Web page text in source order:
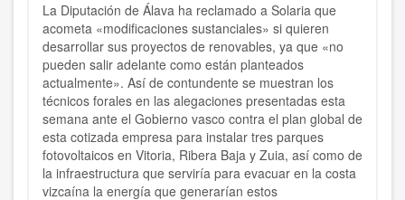
La Diputación de Álava ha reclamado a Solaria que
acometa «modificaciones sustanciales» si quieren
desarrollar sus proyectos de renovables, ya que «no
pueden salir adelante como están planteados
actualmente». Así de contundente se muestran los
técnicos forales en las alegaciones presentadas esta
semana ante el Gobierno vasco contra el plan global de
esta cotizada empresa para instalar tres parques
fotovoltaicos en Vitoria, Ribera Baja y Zuia, así como de
la infraestructura que serviría para evacuar en la costa
vizcaína la energía que generarían estos